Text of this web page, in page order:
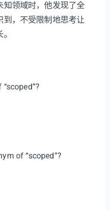
知领域时，他发现了全
到，不受限制地思考让
of “scoped”?